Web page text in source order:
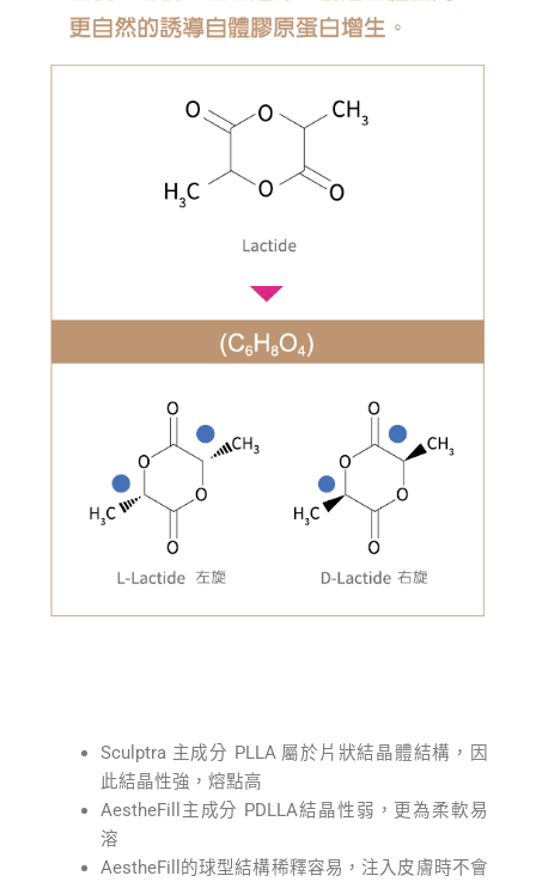
Sculptra 主成分 PLLA 屬於片狀結晶體結構，因
此結晶性強，熔點高
AestheFill主成分 PDLLA結晶性弱，更為柔軟易
溶
AestheFill的球型結構稀釋容易，注入皮膚時不會